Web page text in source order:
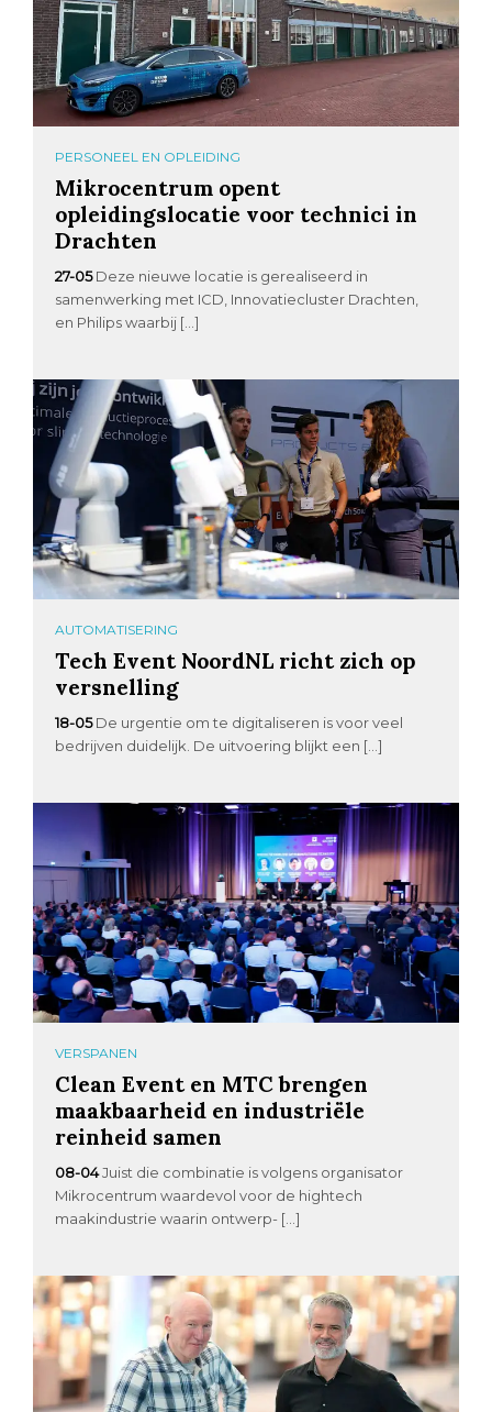
PERSONEEL EN OPLEIDING
Mikrocentrum opent
opleidingslocatie voor technici in
Drachten
27-05 Deze nieuwe locatie is gerealiseerd in
samenwerking met ICD, Innovatiecluster Drachten,
en Philips waarbij […]
AUTOMATISERING
Tech Event NoordNL richt zich op
versnelling
18-05 De urgentie om te digitaliseren is voor veel
bedrijven duidelijk. De uitvoering blijkt een […]
VERSPANEN
Clean Event en MTC brengen
maakbaarheid en industriële
reinheid samen
08-04Juist die combinatie is volgens organisator
Mikrocentrum waardevol voor de hightech
maakindustrie waarin ontwerp- […]